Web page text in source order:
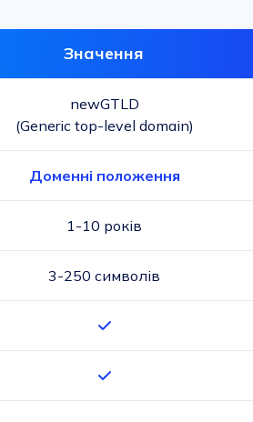
Значення
newGTLD
(Generic top-level domain)
Доменні положення
1-10 років
3-250 символів